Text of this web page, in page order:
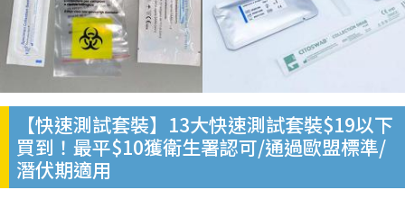
【快速測試套裝】13大快速測試套裝$19以下
買到！最平$10獲衛生署認可/通過歐盟標準/
潛伏期適用